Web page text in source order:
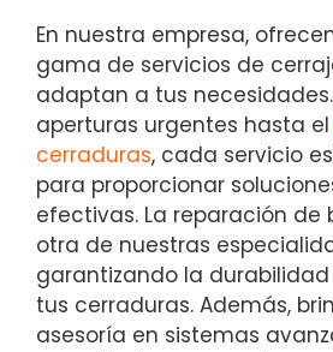
En nuestra empresa,
gama de servicios de
adaptan a tus
aperturas urgentes hasta el
cerraduras, cada servicio
para proporcionar
efectivas. La reparación de
otra de nuestras
garantizando la
tus cerraduras. Además,
asesoría en sistemas